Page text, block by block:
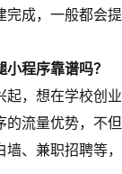
成，一般都会
程序靠谱吗？
，想在学校创
流量优势，不
、兼职招聘等